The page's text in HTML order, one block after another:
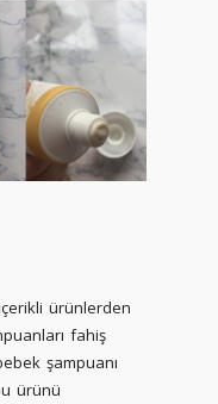
ürünlerden
fahiş
şampuanı
ürünü